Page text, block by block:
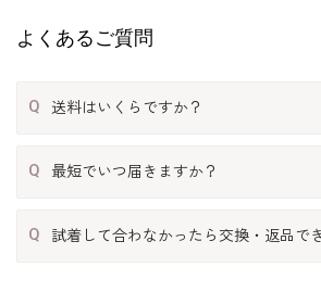
よくあるご質問
Q 送料はいくらですか？
Q 最短でいつ届きますか？
Q 試着して合わなかったら交換・返品で